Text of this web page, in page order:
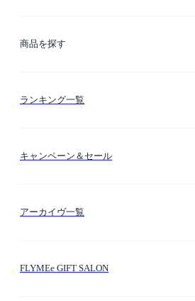
ご利用ガイド
商品を探す
カテゴリー検索
ランキング一覧
キャンペーン＆セール
アーカイヴ一覧
FLYMEe GIFT SALON